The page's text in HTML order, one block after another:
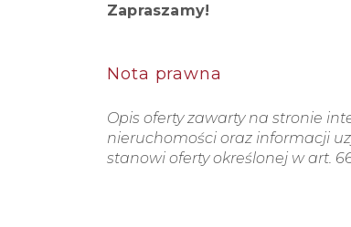
Zapraszamy!
Nota prawna
Opis oferty zawarty na stronie
nieruchomości oraz informacji
stanowi oferty określonej w art.